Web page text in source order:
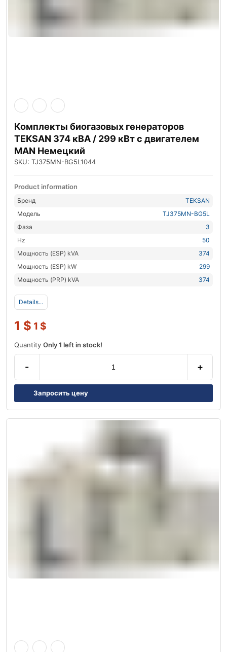
Комплекты биогазовых генераторов
TEKSAN 374 кВА / 299 кВт с двигателем
MAN Немецкий
SKU: TJ375MN-BG5L1044
Product information
Бренд
TEKSAN
Модель
TJ375MN-BG5L
Фаза
3
Hz
50
Мощность (ESP) kVA
374
Мощность (ESP) kW
299
Мощность (PRP) kVA
374
Details...
1 $ 1 $
Quantity Only 1 left in stock!
- +
Запросить цену